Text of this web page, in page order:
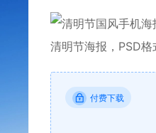
清明节海报 ， PSD格
付费下载